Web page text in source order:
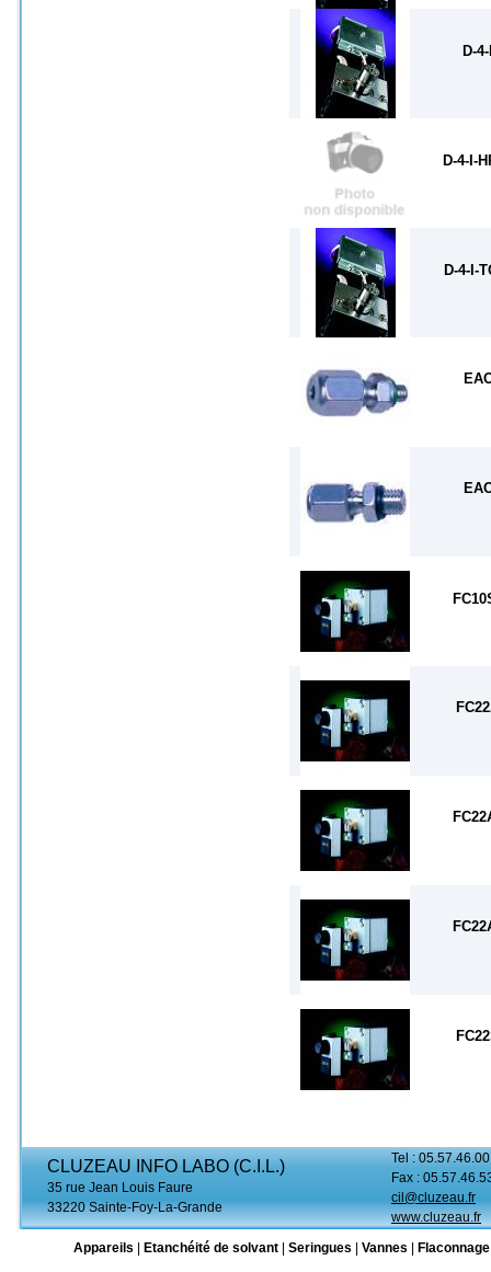
D-
D-4-I-
D-4-I-
CLUZEAU INFO LABO (C.I.L.)
35 rue Jean Louis Faure
33220 Sainte-Foy-La-Grande
Tel :
Fax :
cil@cluzeau.fr
www.cluzeau.fr
Appareils
Etanchéité de solvant Seringues Vannes Flaconnage